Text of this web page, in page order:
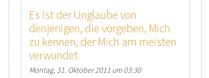
Es ist der Unglaube von
denjenigen, die vorgeben, Mich
zu kennen, der Mich am meisten
verwundet
Montag, 31. Oktober 2011 um 03:30